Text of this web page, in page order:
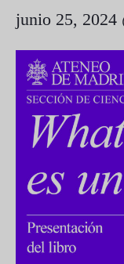
junio 25, 2024